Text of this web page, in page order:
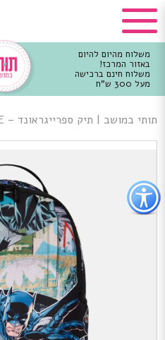
כפתור
לפתיחת
תפריט
נגישות
משלוח מהיום להיום
באזור המרכז!
משלוח חינם ברכישה
מעל 300 ש"ח
מרכזי
תותי במושב | תיק ספרייגראונד – DC BATMAN COLLAGE